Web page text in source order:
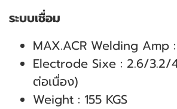
ระบบเชื่อม
MAX.ACR Welding Amp
Electrode Sixe : 2.6/3.2/
ต่อเนื่อง)
Weight : 155 KGS